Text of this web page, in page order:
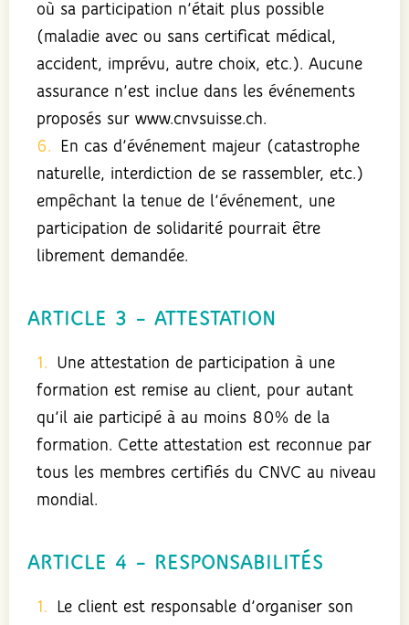
où sa participation n’était plus possible
(maladie avec ou sans certificat médical,
accident, imprévu, autre choix, etc.). Aucune
assurance n’est inclue dans les événements
proposés sur www.cnvsuisse.ch.
En cas d’événement majeur (catastrophe
naturelle, interdiction de se rassembler, etc.)
empêchant la tenue de l’événement, une
participation de solidarité pourrait être
librement demandée.
ARTICLE 3 – ATTESTATION
Une attestation de participation à une
formation est remise au client, pour autant
qu’il aie participé à au moins 80% de la
formation. Cette attestation est reconnue par
tous les membres certifiés du CNVC au niveau
mondial.
ARTICLE 4 – RESPONSABILITÉS
Le client est responsable d’organiser son